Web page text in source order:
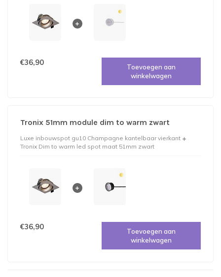
€36,90
Toevoegen aan
winkelwagen
Tronix 51mm module dim to warm zwart
Luxe inbouwspot gu10 Champagne kantelbaar vierkant
Tronix Dim to warm led spot maat 51mm zwart
€36,90
Toevoegen aan
winkelwagen